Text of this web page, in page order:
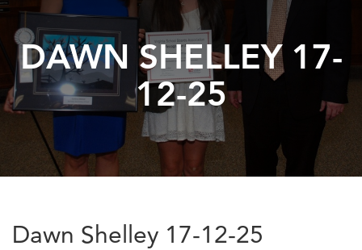
DAWN SHELLEY 17-
12-25
Dawn Shelley 17-12-25